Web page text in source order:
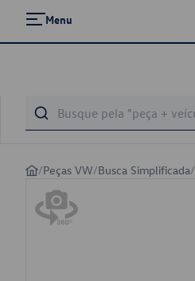
Menu
/Peças VW/Busca Simplificada/